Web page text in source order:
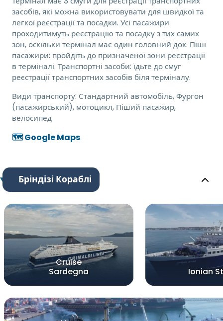
засобів, які можна використовувати для швидкої та
легкої реєстрації та посадки. Усі пасажири
проходитимуть реєстрацію та посадку з тих самих
зон, оскільки термінал має один головний док. Піші
пасажири: пройдіть до призначеної зони реєстрації
в терміналі. Транспортні засоби: їдьте до смуг
реєстрації транспортних засобів біля терміналу.
Види транспорту: Стандартний автомобіль, Фургон
(пасажирський), мотоцикл, Піший пасажир,
велосипед
🗺️ Google Maps
Бріндізі Кораблі
Cruise
Sardegna
Ionian